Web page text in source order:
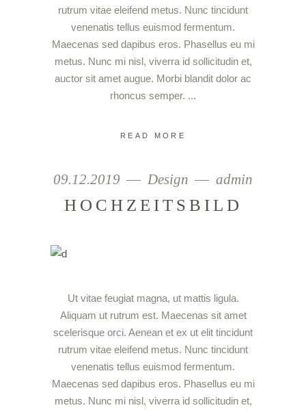
rutrum vitae eleifend metus. Nunc tincidunt
venenatis tellus euismod fermentum.
Maecenas sed dapibus eros. Phasellus eu mi
metus. Nunc mi nisl, viverra id sollicitudin et,
auctor sit amet augue. Morbi blandit dolor ac
rhoncus semper.
READ MORE
09.12.2019 Design admin
HOCHZEITSBILD
Ut vitae feugiat magna, ut mattis ligula.
Aliquam ut rutrum est. Maecenas sit amet
scelerisque orci. Aenean et ex ut elit tincidunt
rutrum vitae eleifend metus. Nunc tincidunt
venenatis tellus euismod fermentum.
Maecenas sed dapibus eros. Phasellus eu mi
metus. Nunc mi nisl, viverra id sollicitudin et,